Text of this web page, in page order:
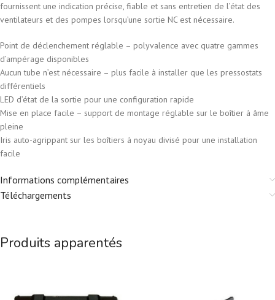
fournissent une indication précise, fiable et sans entretien de l’état des
ventilateurs et des pompes lorsqu’une sortie NC est nécessaire.
Point de déclenchement réglable – polyvalence avec quatre gammes
d’ampérage disponibles
Aucun tube n’est nécessaire – plus facile à installer que les pressostats
différentiels
LED d’état de la sortie pour une configuration rapide
Mise en place facile – support de montage réglable sur le boîtier à âme
pleine
Iris auto-agrippant sur les boîtiers à noyau divisé pour une installation
facile
Informations complémentaires
Téléchargements
Produits apparentés